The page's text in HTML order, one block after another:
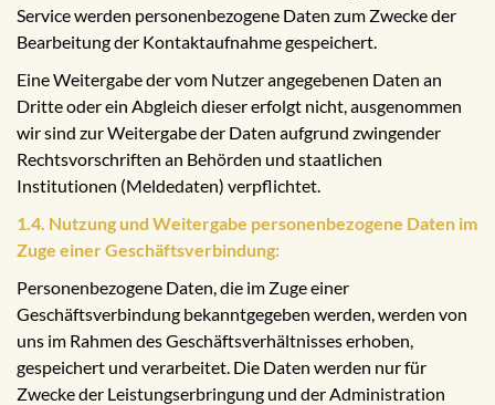
Service werden personenbezogene Daten zum Zwecke der
Bearbeitung der Kontaktaufnahme gespeichert.
Eine Weitergabe der vom Nutzer angegebenen Daten an
Dritte oder ein Abgleich dieser erfolgt nicht, ausgenommen
wir sind zur Weitergabe der Daten aufgrund zwingender
Rechtsvorschriften an Behörden und staatlichen
Institutionen (Meldedaten) verpflichtet.
1.4. Nutzung und Weitergabe personenbezogene Daten im
Zuge einer Geschäftsverbindung:
Personenbezogene Daten, die im Zuge einer
Geschäftsverbindung bekanntgegeben werden, werden von
uns im Rahmen des Geschäftsverhältnisses erhoben,
gespeichert und verarbeitet. Die Daten werden nur für
Zwecke der Leistungserbringung und der Administration